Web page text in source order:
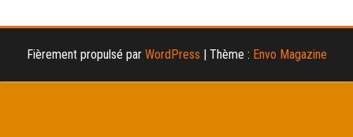
Fièrement propulsé par WordPress Thème : Envo Magazine